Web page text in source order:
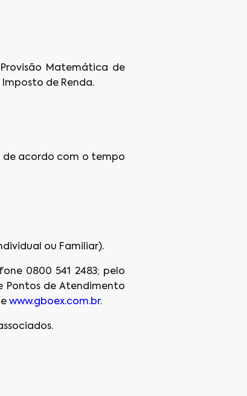
Matemática de
de Renda.
de acordo com o tempo
ou Familiar).
0800 541 2483; pelo
Pontos de Atendimento
www.gboex.com.br.